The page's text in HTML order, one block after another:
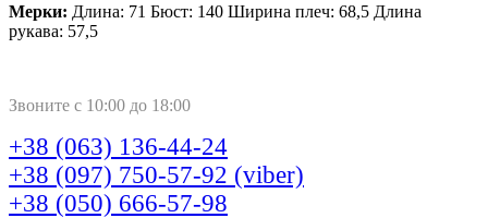
Мерки: Длина: 71 Бюст: 140 Ширина плеч: 68,5 Длина
рукава: 57,5
Звоните с 10:00 до 18:00
+38 (063) 136-44-24
+38 (097) 750-57-92 (viber)
+38 (050) 666-57-98